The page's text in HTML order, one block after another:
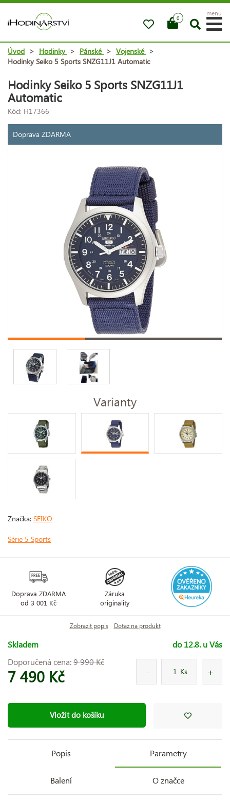
0
menu
Úvod > Hodinky > Pánské > Vojenské >
Hodinky Seiko 5 Sports SNZG11J1 Automatic
Hodinky Seiko 5 Sports SNZG11J1
Automatic
Kód: H17366
Doprava ZDARMA
Varianty
Značka: SEIKO
Série 5 Sports
Doprava ZDARMA
od 3 001 Kč
Záruka
originality
Zobrazit popis Dotaz na produkt
Skladem
do 12.8. u Vás
Doporučená cena:9 990 Kč
7 490 Kč Ks
Vložit do košíku
Popis Parametry
Balení O značce